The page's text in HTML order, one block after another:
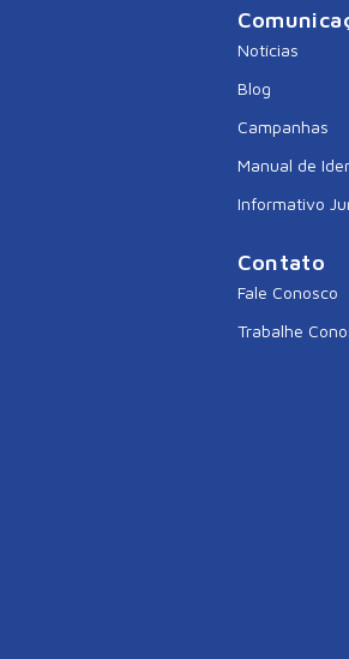
Notícias
Blog
Campanhas
Manual de
Informativo
Contato
Fale Conosco
Trabalhe